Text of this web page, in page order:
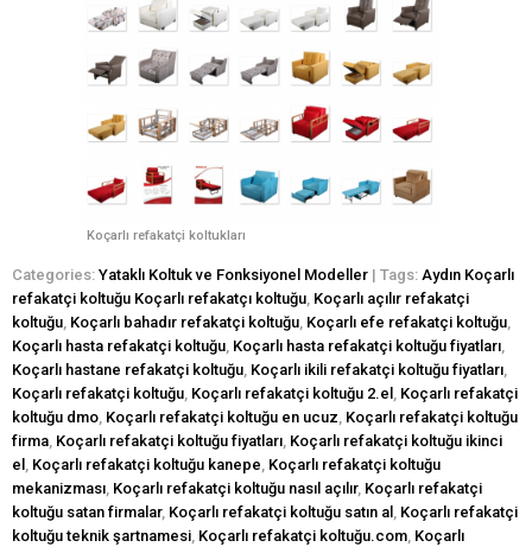
Koçarlı refakatçi koltukları
Categories: Yataklı Koltuk ve Fonksiyonel Modeller | Tags: Aydın Koçarlı
refakatçi koltuğu Koçarlı refakatçı koltuğu, Koçarlı açılır refakatçi
koltuğu, Koçarlı bahadır refakatçi koltuğu, Koçarlı efe refakatçi koltuğu,
Koçarlı hasta refakatçi koltuğu, Koçarlı hasta refakatçi koltuğu fiyatları,
Koçarlı hastane refakatçi koltuğu, Koçarlı ikili refakatçi koltuğu fiyatları,
Koçarlı refakatçi koltuğu, Koçarlı refakatçi koltuğu 2.el , Koçarlı refakatçi
koltuğu dmo, Koçarlı refakatçi koltuğu en ucuz, Koçarlı refakatçi koltuğu
firma, Koçarlı refakatçi koltuğu fiyatları, Koçarlı refakatçi koltuğu ikinci
el , Koçarlı refakatçi koltuğu kanepe, Koçarlı refakatçi koltuğu
mekanizması, Koçarlı refakatçi koltuğu nasıl açılır, Koçarlı refakatçi
koltuğu satan firmalar, Koçarlı refakatçi koltuğu satın al , Koçarlı refakatçi
koltuğu teknik şartnamesi, Koçarlı refakatçi koltuğu.com, Koçarlı